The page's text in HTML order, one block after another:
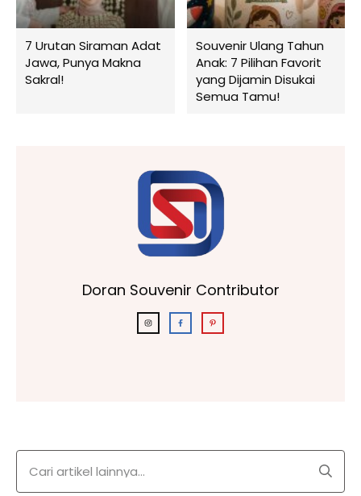
7 Urutan Siraman Adat
Jawa, Punya Makna
Sakral!
Souvenir Ulang Tahun
Anak: 7 Pilihan Favorit
yang Dijamin Disukai
Semua Tamu!
Doran Souvenir Contributor